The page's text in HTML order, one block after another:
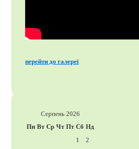
перейти до галереї
Серпень 2026
Пн Вт Ср Чт Пт Сб Нд
1
2